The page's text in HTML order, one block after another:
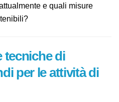
attualmente e quali misure
tecniche di
per le attività